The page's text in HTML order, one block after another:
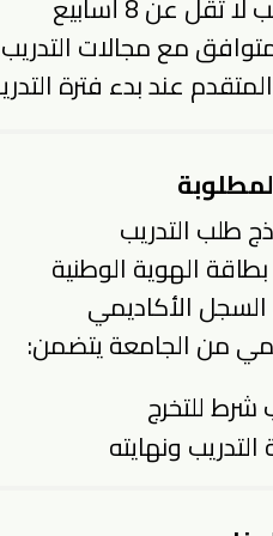
عن 8 أسابيع
مع مجالات
عند بدء فترة
طلب التدريب
الهوية الوطنية
الأكاديمي
من الجامعة يتضمن:
شرط للتخرج
التدريب ونهايته